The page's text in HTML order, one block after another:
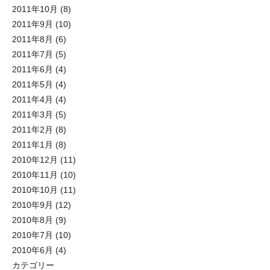
2011年10月 (8)
2011年9月 (10)
2011年8月 (6)
2011年7月 (5)
2011年6月 (4)
2011年5月 (4)
2011年4月 (4)
2011年3月 (5)
2011年2月 (8)
2011年1月 (8)
2010年12月 (11)
2010年11月 (10)
2010年10月 (11)
2010年9月 (12)
2010年8月 (9)
2010年7月 (10)
2010年6月 (4)
カテゴリー